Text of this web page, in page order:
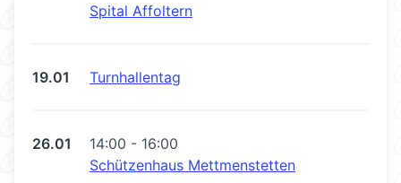
Spital Affoltern
19.01 Turnhallentag
26.01
14:00 - 16:00
Schützenhaus Mettmenstetten